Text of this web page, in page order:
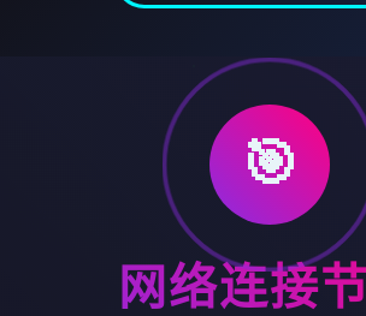
🎯
网络连接